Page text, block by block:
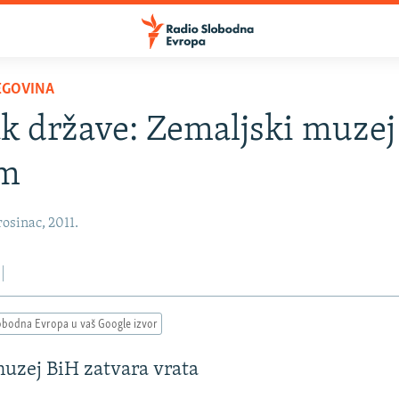
države: Zemaljski
2011.
Evropa u vaš Google izvor
BiH zatvara vrata